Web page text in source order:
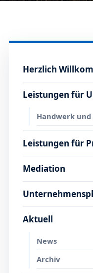
Herzlich
Leistungen für
Handwerk und
Leistungen für
Mediation
Aktuell
News
Archiv